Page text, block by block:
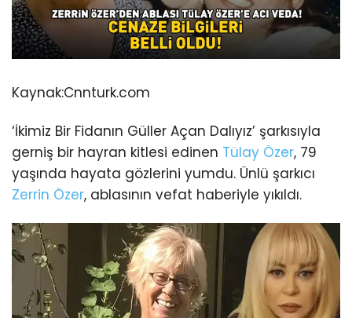
Kaynak:Cnnturk.com
‘İkimiz Bir Fidanın Güller Açan Dalıyız’ şarkısıyla
gerniş bir hayran kitlesi edinen Tülay Özer, 79
yaşında hayata gözlerini yumdu. Ünlü şarkıcı
Zerrin Özer, ablasının vefat haberiyle yıkıldı.